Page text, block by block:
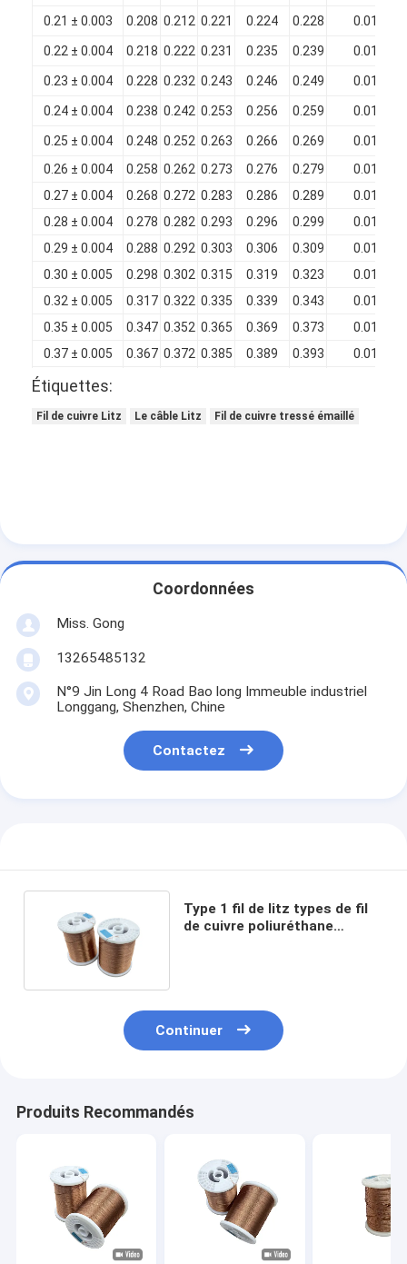
0.21 ± 0.003 0.208 0.212 0.221 0.224 0.228 0.010
0.22 ± 0.004 0.218 0.222 0.231 0.235 0.239 0.010
0.23 ± 0.004 0.228 0.232 0.243 0.246 0.249 0.012
0.24 ± 0.004 0.238 0.242 0.253 0.256 0.259 0.012
0.25 ± 0.004 0.248 0.252 0.263 0.266 0.269
0.012
0.26 ± 0.004
0.258 0.262 0.273 0.276 0.279
0.012
0.27 ± 0.004
0.268 0.272 0.283 0.286 0.289
0.012
0.28 ± 0.004
0.278 0.282 0.293 0.296 0.299
0.012
0.29 ± 0.004
0.288 0.292 0.303 0.306 0.309
0.012
0.30 ± 0.005
0.298 0.302 0.315 0.319 0.323
0.014
0.32 ± 0.005
0.317 0.322 0.335 0.339 0.343
0.014
0.35 ± 0.005
0.347 0.352 0.365 0.369 0.373
0.014
0.37 ± 0.005
0.367 0.372 0.385 0.389 0.393
0.014
0.40 ± 0.005
Étiquettes:
Fil de cuivre Litz Le câble Litz Fil de cuivre tressé émaillé
Coordonnées
Miss. Gong
13265485132
N°9 Jin Long 4 Road Bao long Immeuble industriel
Longgang, Shenzhen, Chine
Contactez
Type 1 fil de litz types de fil
de cuivre poliuréthane
Continuer
Produits Recommandés